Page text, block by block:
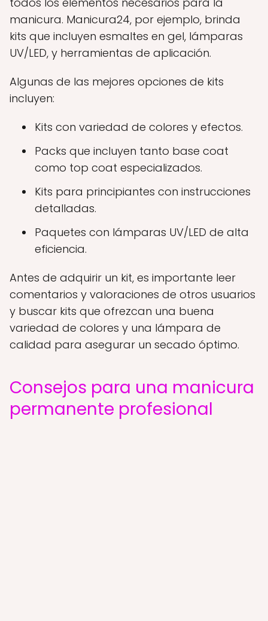
manicura. Manicura24, por ejemplo, brinda
kits que incluyen esmaltes en gel, lámparas
UV/LED, y herramientas de aplicación.
Algunas de las mejores opciones de kits
incluyen:
Kits con variedad de colores y efectos.
Packs que incluyen tanto base coat
como top coat especializados.
Kits para principiantes con instrucciones
detalladas.
Paquetes con lámparas UV/LED de alta
eficiencia.
Antes de adquirir un kit, es importante leer
comentarios y valoraciones de otros usuarios
y buscar kits que ofrezcan una buena
variedad de colores y una lámpara de
calidad para asegurar un secado óptimo.
Consejos para una manicura
permanente profesional